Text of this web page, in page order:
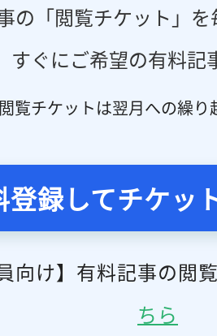
の「閲覧チケット」
すぐにご希望の有料記
覧チケットは翌月への繰り
登録してチケッ
向け】有料記事の閲
ちら